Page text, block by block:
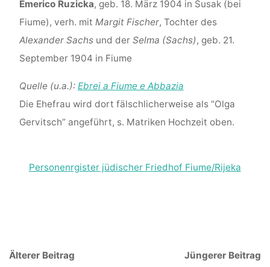
Emerico Ruzicka, geb. 18. März 1904 in Susak (bei
Fiume), verh. mit Margit Fischer, Tochter des
Alexander Sachsund der Selma (Sachs), geb. 21.
September 1904 in Fiume
Quelle (u.a.): Ebrei a Fiume e Abbazia
Die Ehefrau wird dort fälschlicherweise als “Olga
Gervitsch” angeführt, s. Matriken Hochzeit oben.
Personenrgister jüdischer Friedhof Fiume/Rijeka
Älterer Beitrag Jüngerer Beitrag